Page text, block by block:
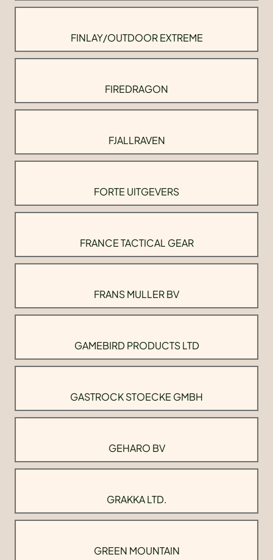
FINLAY/OUTDOOR EXTREME
FIREDRAGON
FJALLRAVEN
FORTE UITGEVERS
FRANCE TACTICAL GEAR
FRANS MULLER BV
GAMEBIRD PRODUCTS LTD
GASTROCK STOECKE GMBH
GEHARO BV
GRAKKA LTD.
GREEN MOUNTAIN